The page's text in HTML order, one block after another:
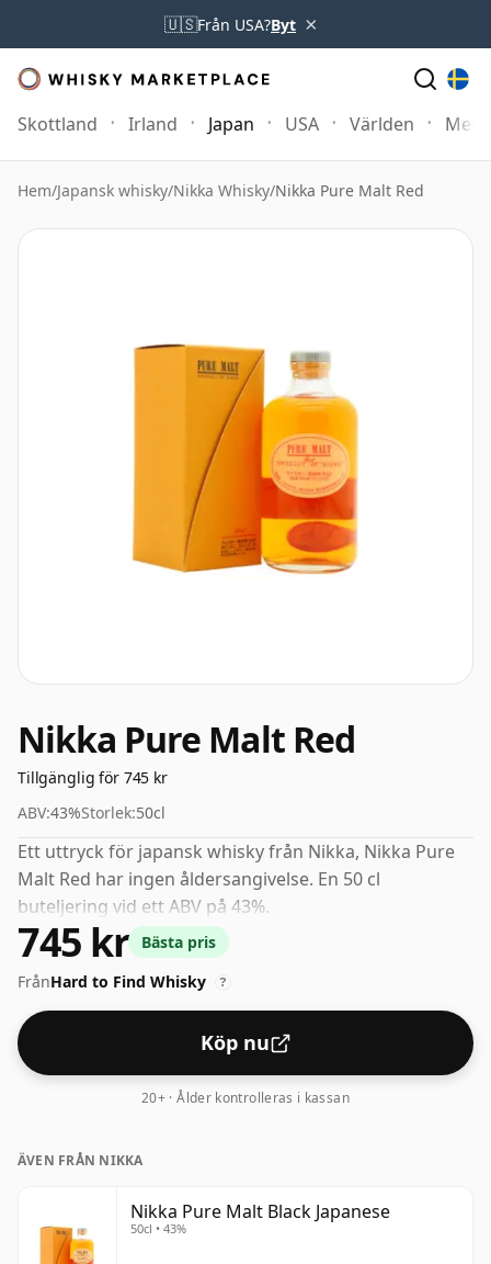
🇺🇸Från USA?Byt ×
Skottland Irland Japan USA Världen Mer
Hem/Japansk whisky/Nikka Whisky/Nikka Pure Malt Red
Nikka Pure Malt Red
Tillgänglig för 745 kr
ABV:43%Storlek:50cl
Ett uttryck för japansk whisky från Nikka, Nikka Pure
Malt Red har ingen åldersangivelse. En 50 cl
buteljering vid ett ABV på 43%.
745 kr
Bästa pris
FrånHard to Find Whisky ?
Köp nu
20+ · Ålder kontrolleras i kassan
ÄVEN FRÅN NIKKA
Nikka Pure Malt Black Japanese
50cl • 43%